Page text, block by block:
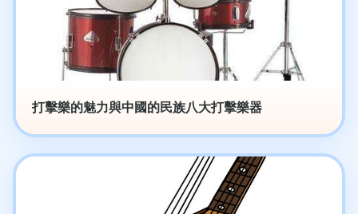
打擊樂的魅力與中國的民族八大打擊樂器